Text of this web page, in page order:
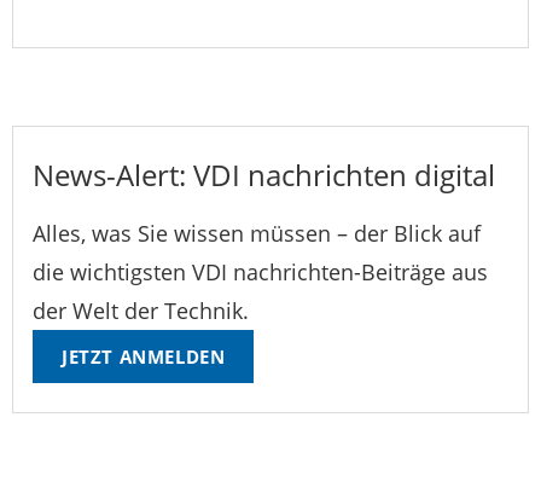
News-Alert: VDI nachrichten digital
Alles, was Sie wissen müssen – der Blick auf
die wichtigsten VDI nachrichten-Beiträge aus
der Welt der Technik.
JETZT ANMELDEN